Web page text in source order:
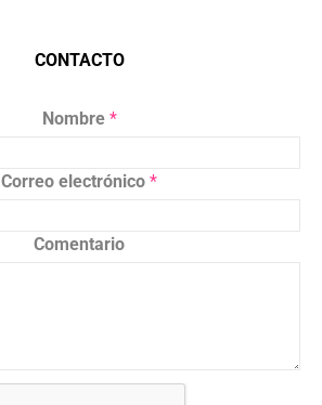
CONTACTO
Nombre *
Correo electrónico *
Comentario